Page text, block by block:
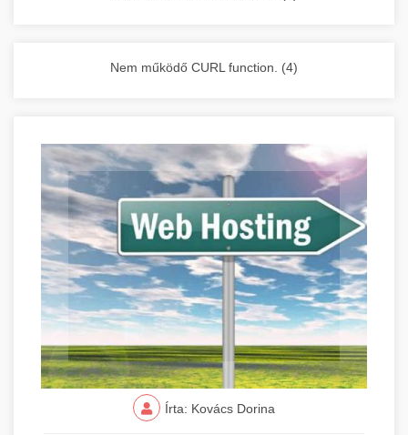
Nem működő CURL function. (4)
Írta: Kovács Dorina